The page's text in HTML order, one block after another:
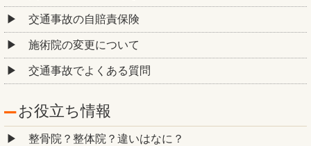
交通事故の自賠責保険
施術院の変更について
交通事故でよくある質問
お役立ち情報
整骨院？整体院？違いはなに？